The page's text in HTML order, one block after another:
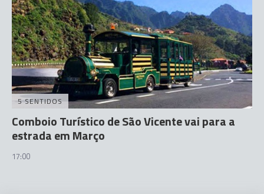
5 SENTIDOS
Comboio Turístico de São Vicente vai para a
estrada em Março
17:00